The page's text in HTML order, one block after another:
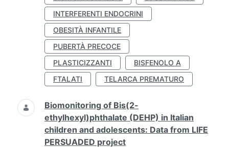
INTERFERENTI ENDOCRINI
OBESITÀ INFANTILE
PUBERTÀ PRECOCE
PLASTICIZZANTI
BISFENOLO A
FTALATI
TELARCA PREMATURO
Biomonitoring of Bis(2-
ethylhexyl)phthalate (DEHP) in Italian
children and adolescents: Data from LIFE
PERSUADED project